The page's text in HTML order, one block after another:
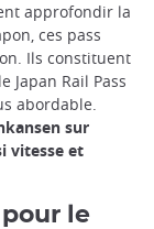
approfondir la
ces pass
Ils constituent
Japan Rail Pass
abordable.
sur
vitesse et
le